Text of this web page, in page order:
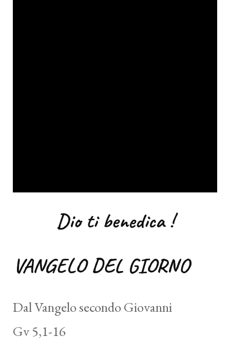
Dio ti benedica !
VANGELO DEL GIORNO
Dal Vangelo secondo Giovanni
Gv 5,1-16